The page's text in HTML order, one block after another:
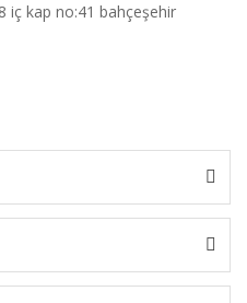
iç kap no:41 bahçeşehir